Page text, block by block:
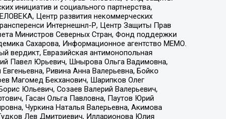
инициатив и социального партнерства,
Центр развития некоммерческих
Интернешнл-Р, Центр Защиты Прав
Министров Северных Стран, Фонд поддержки
Сахарова, Информационное агентство МЕМО.
вердикт, Евразийская антимонопольная
Павел Юрьевич, Шнырова Ольга Вадимовна,
Ривина Анна Валерьевна, Бойко
Магомед Бекханович, Шарипков Олег
Юльевич, Созаев Валерий Валерьевич,
Гасан Ольга Павловна, Паутов Юрий
Чуркина Наталья Валерьевна, Акимова
Лев Дмитриевич, Илларионова Юлия